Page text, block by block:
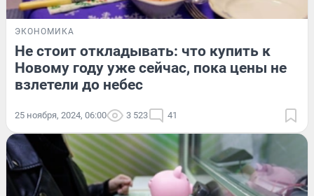
ЭКОНОМИКА
Не стоит откладывать: что купить к
Новому году уже сейчас, пока цены не
взлетели до небес
25 ноября, 2024, 06:00 3 523 41